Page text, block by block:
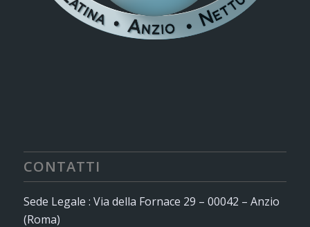
CONTATTI
Sede Legale : Via della Fornace 29 – 00042 – Anzio
(Roma)